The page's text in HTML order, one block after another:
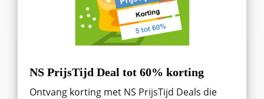
NS PrijsTijd Deal tot 60% korting
Ontvang korting met NS PrijsTijd Deals die